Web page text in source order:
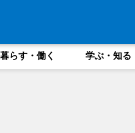
暮らす・働く 学ぶ・知る